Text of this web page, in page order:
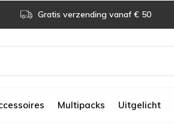
Multipacks Uitgelicht
Gratis verzending vanaf € 50